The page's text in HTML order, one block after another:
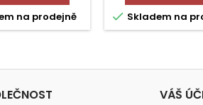
na prodejně  Skladem na
VÁŠ